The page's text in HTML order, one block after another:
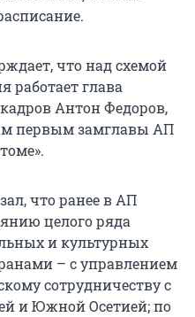
что над схемой
работает глава
Антон Федоров,
первым замглавы АП
что ранее в АП
целого ряда
и культурных
– с управлением
сотрудничеству с
и Южной Осетией; по